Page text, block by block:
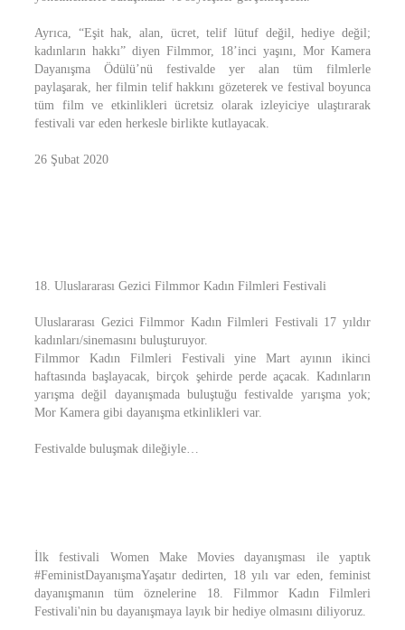
Ayrıca, “Eşit hak, alan, ücret, telif lütuf değil, hediye değil;
kadınların hakkı” diyen Filmmor, 18’inci yaşını, Mor Kamera
Dayanışma Ödülü’nü festivalde yer alan tüm filmlerle
paylaşarak, her filmin telif hakkını gözeterek ve festival boyunca
tüm film ve etkinlikleri ücretsiz olarak izleyiciye ulaştırarak
festivali var eden herkesle birlikte kutlayacak.
26 Şubat 2020
18. Uluslararası Gezici Filmmor Kadın Filmleri Festivali
Uluslararası Gezici Filmmor Kadın Filmleri Festivali 17 yıldır
kadınları/sinemasını buluşturuyor.
Filmmor Kadın Filmleri Festivali yine Mart ayının ikinci
haftasında başlayacak, birçok şehirde perde açacak. Kadınların
yarışma değil dayanışmada buluştuğu festivalde yarışma yok;
Mor Kamera gibi dayanışma etkinlikleri var.
Festivalde buluşmak dileğiyle…
İlk festivali Women Make Movies dayanışması ile yaptık
#FeministDayanışmaYaşatır dedirten, 18 yılı var eden, feminist
dayanışmanın tüm öznelerine 18. Filmmor Kadın Filmleri
Festivali'nin bu dayanışmaya layık bir hediye olmasını diliyoruz.